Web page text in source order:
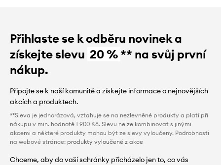
Přihlaste se k odběru novinek a
získejte slevu 20 %** na svůj první
nákup.
Připojte se k naší komunitě a získejte informace o nejnovějších
akcích a produktech.
**Sleva je jednorázová, vztahuje se na nezlevněné produkty a platí při
nákupu v min. hodnotě 1 900 Kč. Slevu nelze kombinovat s jinými
akcemi a některé produkty mohou být ze slevy vyloučeny. Podrobnosti
na webové stránce: produkty vyloučené z akce
Chceme, aby do vaší schránky přicházelo jen to, co vás